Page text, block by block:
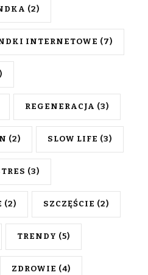
(2)
INTERNETOWE (7)
REGENERACJA (3)
(2) SLOW LIFE (3)
(3)
(2) SZCZĘŚCIE (2)
TRENDY (5)
ZDROWIE (4)